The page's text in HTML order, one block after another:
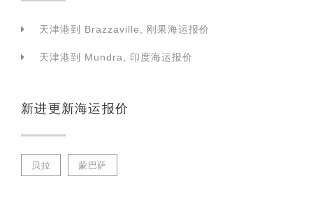
天津港到 Brazzaville, 刚果海运报价
天津港到 Mundra, 印度海运报价
新进更新海运报价
贝拉 蒙巴萨